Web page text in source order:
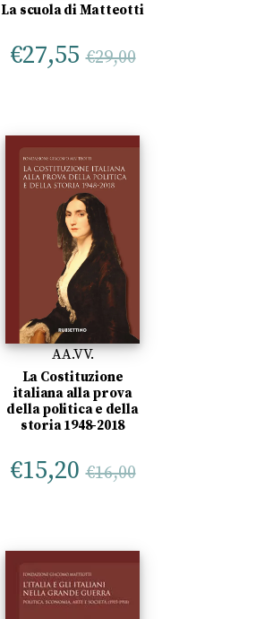
La scuola di Matteotti
€27,55 €29,00
AA.VV.
La Costituzione
italiana alla prova
della politica e della
storia 1948-2018
€15,20 €16,00